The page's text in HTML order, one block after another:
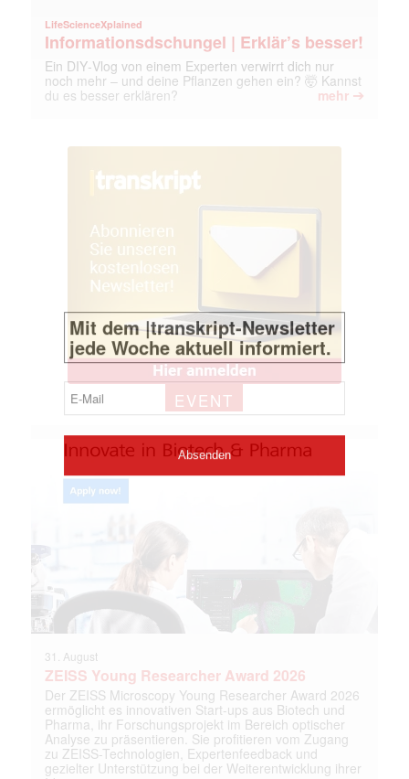
LifeScienceXplained
Informationsdschungel | Erklär’s besser!
Ein DIY‑Vlog von einem Experten verwirrt dich nur
noch mehr – und deine Pflanzen gehen ein? 🤯 Kannst
du es besser erklären?
mehr ➔
EVENT
31. August
ZEISS Young Researcher Award 2026
Der ZEISS Microscopy Young Researcher Award 2026
ermöglicht es innovativen Start-ups aus Biotech und
Pharma, ihr Forschungsprojekt im Bereich optischer
Analyse zu präsentieren. Sie profitieren vom Zugang
zu ZEISS-Technologien, Expertenfeedback und
gezielter Unterstützung bei der Weiterentwicklung ihrer